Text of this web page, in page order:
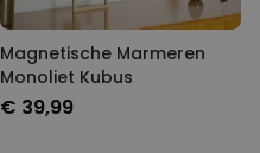
Magnetische Marmeren
Monoliet Kubus
€ 39,99